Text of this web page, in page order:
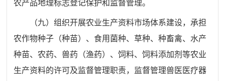
农产品地理标志登记保护和监督管理。
（九）组织开展农业生产资料市场体系建设，承担
农作物种子（种苗）、食用菌种、草种、种畜禽、水产
种苗、农药、兽药（渔药）、饲料、饲料添加剂等农业
生产资料的许可及监督管理职责，监督管理兽医医疗器